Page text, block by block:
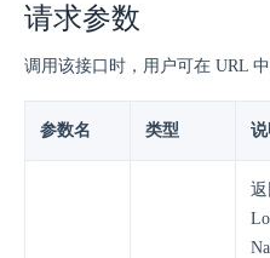
请求参数
调用该接口时，用户可在 URL
参数名 类型 说
返